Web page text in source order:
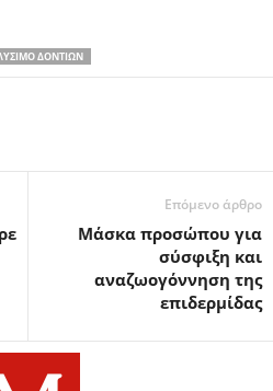
ΔΟΝΤΙΏΝ
Επόμενο άρθρο
Μάσκα προσώπου για
σύσφιξη και
αναζωογόννηση της
επιδερμίδας